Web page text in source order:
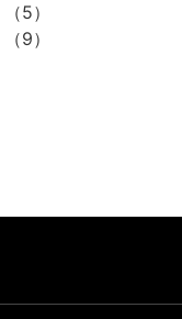
（5）
（9）